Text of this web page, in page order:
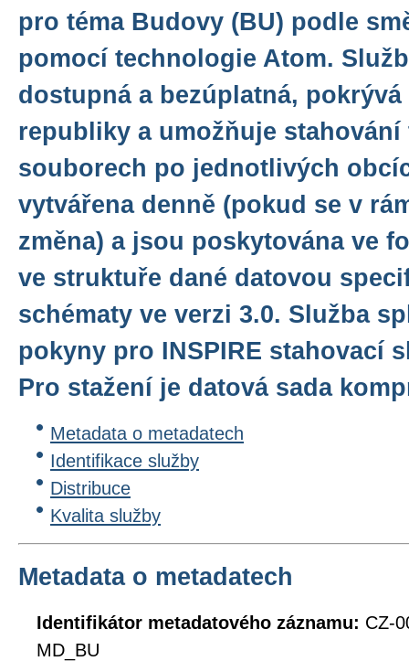
pro téma Budovy (BU) podle
pomocí technologie Atom.
dostupná a bezúplatná, pokrývá
republiky a umožňuje stahování
souborech po jednotlivých
vytvářena denně (pokud se v
změna) a jsou poskytována ve
ve struktuře dané datovou
schématy ve verzi 3.0. Služba
pokyny pro INSPIRE stahovací
Pro stažení je datová sada
Metadata o metadatech
Identifikace služby
Distribuce
Kvalita služby
Metadata o metadatech
Identifikátor metadatového záznamu: CZ-
MD_BU